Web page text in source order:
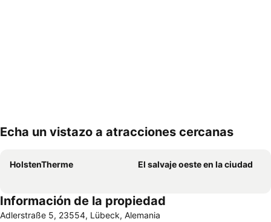
Echa un vistazo a atracciones cercanas
HolstenTherme El salvaje oeste en la ciudad
Información de la propiedad
Adlerstraße 5, 23554, Lübeck, Alemania